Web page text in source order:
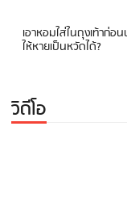
เอาหอมใส่ในถุงเท้าก่อ
ให้หายเป็นหวัดได้?
วิดีโอ